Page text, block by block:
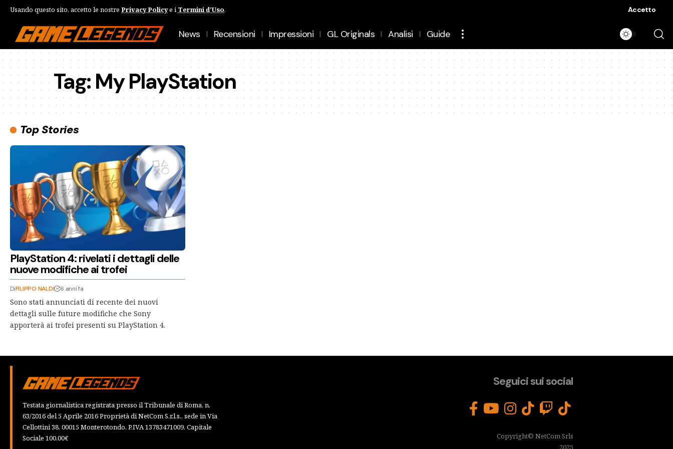
Usando questo sito, accetto le nostre Privacy Policye i Termini d'Uso. Accetto
News Recensioni Impressioni GL Originals Analisi Guide
Tag:My PlayStation
Top Stories
PlayStation 4: rivelati i dettagli delle
nuove modifiche ai trofei
DiFILIPPO NALDI 6 anni fa
Sono stati annunciati di recente dei nuovi
dettagli sulle future modifiche che Sony
apporterà ai trofei presenti su PlayStation 4.
Testata giornalistica registrata presso il Tribunale di Roma, n.
63/2016 del 5 Aprile 2016 Proprietà di NetCom S.r.l.s., sede in Via
Cellottini 38, 00015 Monterotondo, P.IVA 13783471009, Capitale
Sociale 100,00€
Seguici sui social
Copyright© NetCom Srls
2025